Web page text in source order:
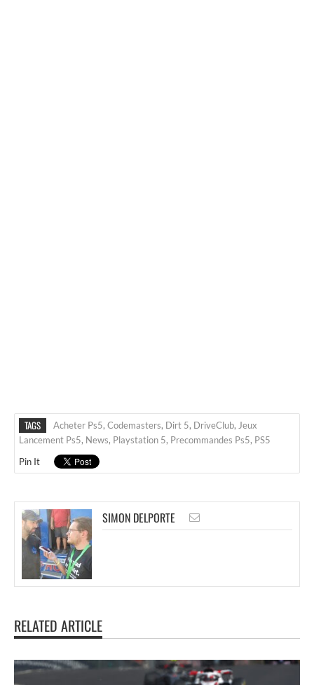
TAGS Acheter Ps5, Codemasters, Dirt 5, DriveClub, Jeux
Lancement Ps5, News, Playstation 5, Precommandes Ps5, PS5
Pin It
SIMON DELPORTE
RELATED ARTICLE